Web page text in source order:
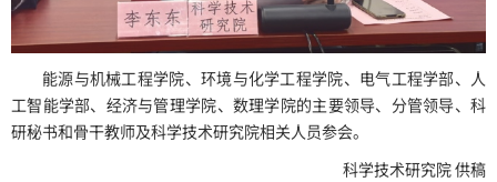
能源与机械工程学院、环境与化学工程学院、电气工程学部、人
工智能学部、经济与管理学院、数理学院的主要领导、分管领导、科
研秘书和骨干教师及科学技术研究院相关人员参会。
科学技术研究院 供稿